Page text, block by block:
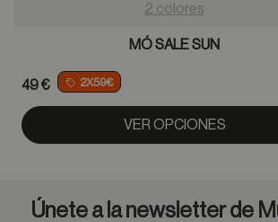
2 colores
MÓ SALE SUN
49 € 2X59€
VER OPCIONES
Únete a la newsletter de